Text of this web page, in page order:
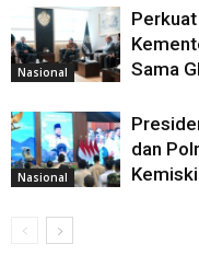
Nasional
Sama
Nasional
dan